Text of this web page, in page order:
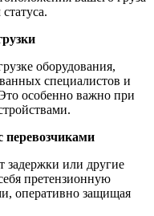
оборудования,
специалистов и
особенно важно при
перевозчиками
задержки или другие
претензионную
оперативно защищая